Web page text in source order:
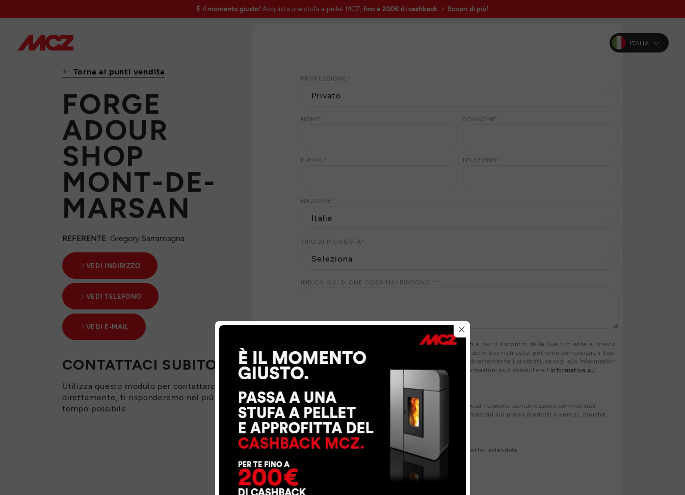
È il momento giusto! Acquista una stufa a pellet MCZ, fino a 200€ di cashback Scopri di più!
ITALIA
Torna ai punti vendita
FORGE
ADOUR
SHOP
MONT-DE-
MARSAN
REFERENTE: Gregory Sarramagna
VEDI INDIRIZZO
VEDI TELEFONO
VEDI E-MAIL
CONTATTACI SUBITO
Utilizza questo modulo per contattarci
direttamente, ti risponderemo nel più breve
tempo possibile.
PROFESSIONE *
NOME * COGNOME *
E-MAIL * TELEFONO*
NAZIONE *
TIPO DI RICHIESTA *
INDICA QUI DI CHE COSA HAI BISOGNO * *
I Suoi dati personali saranno trattati da MCZ GROUP S.p.a. per il riscontro delle Sue richieste e, previo
suo consenso, per finalità di marketing. Per il riscontro delle Sue richieste, potremo comunicare i Suoi
dati personali ai nostri partner locali che Le forniranno direttamente i prodotti, servizi e/o informazioni
richiesti. Per esercitare i Suoi diritti o per maggiori informazioni può consultare l’informativa sul
trattamento dei dati personali
CONSENTO
NON CONSENTO
a MCZ GROUP S.p.a. di inviarmi tramite e-mail, sms, social network, comunicazioni commerciali
contenenti sondaggi di opinione e di gradimento, informazioni sui propri prodotti o servizi, nonché
promozioni o inviti ad eventi
CONSENTO
NON CONSENTO
a MCZ GROUP S.p.a. di inviarmi tramite e-mail la newsletter aziendale